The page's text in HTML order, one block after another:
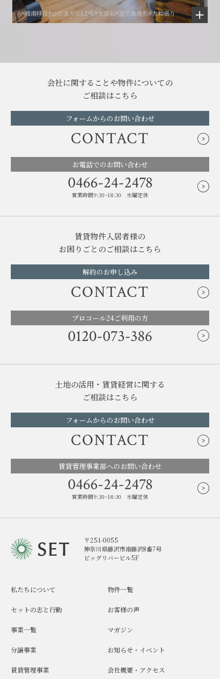
#湘南移住#ひだまりのLDK#大谷石#屋久島地杉#大和張り
会社に関することや物件についての
ご相談はこちら
フォームからのお問い合わせ
CONTACT
お電話でのお問い合わせ
0466-24-2478
営業時間9:30~18:30 水曜定休
賃貸物件入居者様の
お困りごとのご相談はこちら
解約のお申し込み
CONTACT
プロコール24ご利用の方
0120-073-386
土地の活用・賃貸経営に関する
ご相談はこちら
フォームからのお問い合わせ
CONTACT
賃貸管理事業部へのお問い合わせ
0466-24-2478
営業時間9:30~18:30 水曜定休
〒251-0055
神奈川県藤沢市南藤沢8番7号
ビッグリバービル5F
私たちについて
セットの志と行動
事業一覧
分譲事業
賃貸管理事業
物件一覧
お客様の声
マガジン
お知らせ・イベント
会社概要・アクセス